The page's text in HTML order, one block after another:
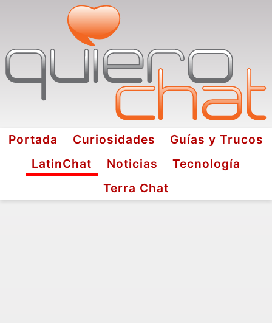
Portada Curiosidades
Guías y Trucos
LatinChat
Noticias
Tecnología
Terra Chat